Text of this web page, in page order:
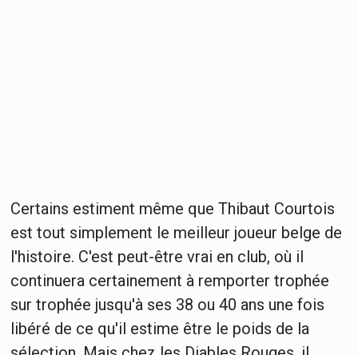
Certains estiment même que Thibaut Courtois
est tout simplement le meilleur joueur belge de
l'histoire. C'est peut-être vrai en club, où il
continuera certainement à remporter trophée
sur trophée jusqu'à ses 38 ou 40 ans une fois
libéré de ce qu'il estime être le poids de la